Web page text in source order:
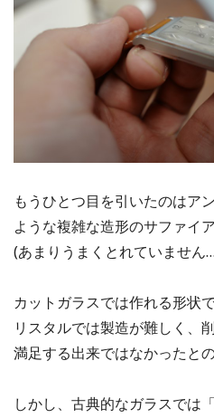
もうひとつ目を引いたのはア
ような複雑な造形のサファイ
(あまりうまくとれていません
カットガラスでは作れる形状
リスタルでは製造が難しく、
満足する出来ではなかったとの
しかし、古典的なガラスでは